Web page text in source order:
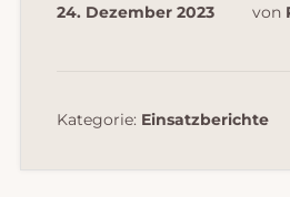
24. Dezember 2023 von
Kategorie: Einsatzberichte